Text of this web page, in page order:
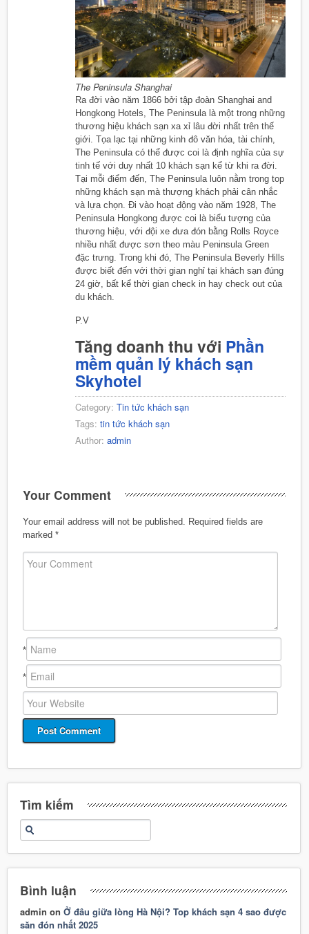
The Peninsula Shanghai
Ra đời vào năm 1866 bởi tập đoàn Shanghai and
Hongkong Hotels, The Peninsula là một trong những
thương hiệu khách sạn xa xỉ lâu đời nhất trên thế
giới. Tọa lạc tại những kinh đô văn hóa, tài chính,
The Peninsula có thể được coi là định nghĩa của sự
tinh tế với duy nhất 10 khách sạn kể từ khi ra đời.
Tại mỗi điểm đến, The Peninsula luôn nằm trong top
những khách sạn mà thượng khách phải cân nhắc
và lựa chọn. Đi vào hoạt động vào năm 1928, The
Peninsula Hongkong được coi là biểu tượng của
thương hiệu, với đội xe đưa đón bằng Rolls Royce
nhiều nhất được sơn theo màu Peninsula Green
đặc trưng. Trong khi đó, The Peninsula Beverly Hills
được biết đến với thời gian nghỉ tại khách sạn đúng
24 giờ, bất kể thời gian check in hay check out của
du khách.
P.V
Tăng doanh thu với Phần
mềm quản lý khách sạn
Skyhotel
Category: Tin tức khách sạn
Tags: tin tức khách sạn
Author: admin
Your Comment
Your email address will not be published.
Required fields are
marked *
*
*
Tìm kiếm
Bình luận
admin onỞ đâu giữa lòng Hà Nội? Top khách sạn 4 sao được
săn đón nhất 2025